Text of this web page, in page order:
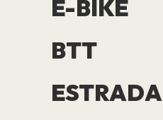
E-BIKE
BTT
ESTRADA